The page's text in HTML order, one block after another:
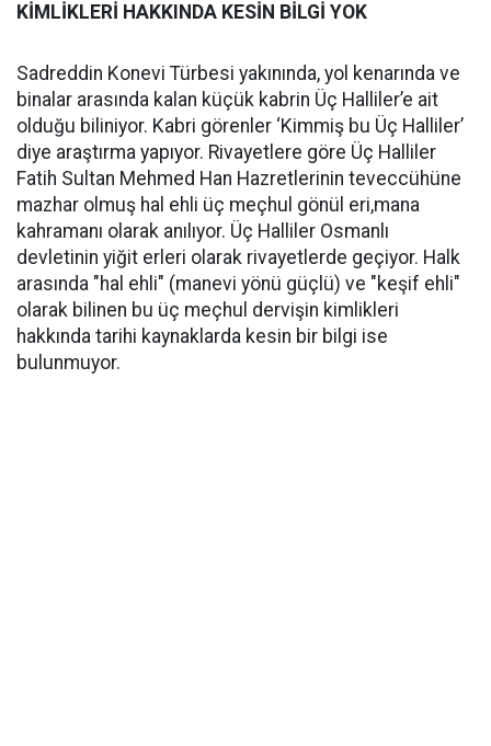
KİMLİKLERİ HAKKINDA KESİN BİLGİ YOK
Sadreddin Konevi Türbesi yakınında, yol kenarında ve
binalar arasında kalan küçük kabrin Üç Halliler’e ait
olduğu biliniyor. Kabri görenler ‘Kimmiş bu Üç Halliler’
diye araştırma yapıyor. Rivayetlere göre Üç Halliler
Fatih Sultan Mehmed Han Hazretlerinin teveccühüne
mazhar olmuş hal ehli üç meçhul gönül eri,mana
kahramanı olarak anılıyor. Üç Halliler Osmanlı
devletinin yiğit erleri olarak rivayetlerde geçiyor. Halk
arasında "hal ehli" (manevi yönü güçlü) ve "keşif ehli"
olarak bilinen bu üç meçhul dervişin kimlikleri
hakkında tarihi kaynaklarda kesin bir bilgi ise
bulunmuyor.